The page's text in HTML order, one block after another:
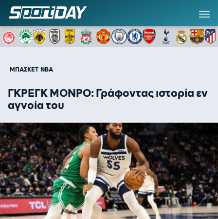
ΜΠΑΣΚΕΤ NBA
ΓΚΡΕΓΚ ΜΟΝΡΟ: Γράφοντας ιστορία εν
αγνοία του